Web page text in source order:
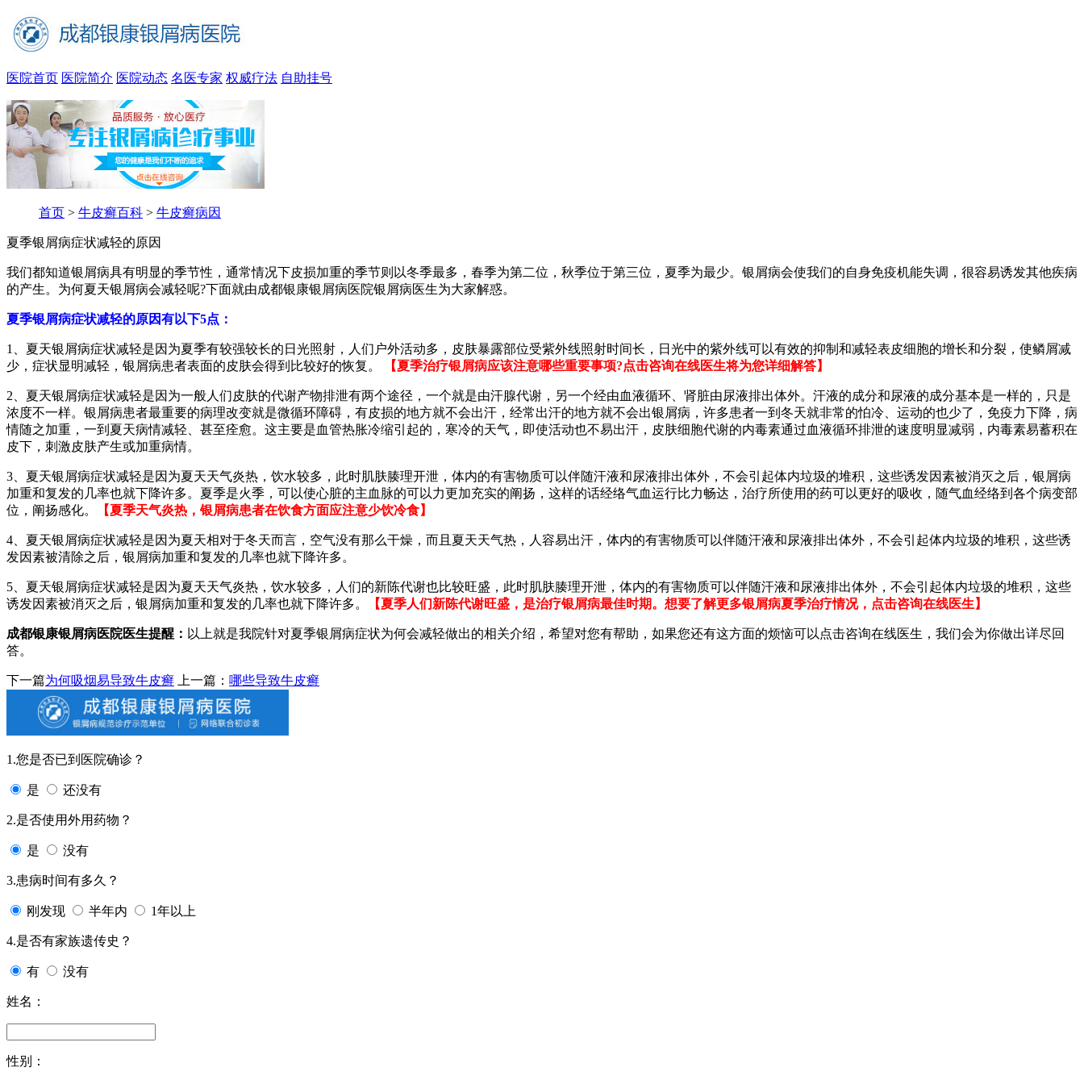
医院首页 医院简介 医院动态 名医专家 权威疗法 自助挂号
首页 > 牛皮癣百科 > 牛皮癣病因
夏季银屑病症状减轻的原因
我们都知道银屑病具有明显的季节性，通常情况下皮损加重的季节则以冬季最多，春季为第二位，秋季位于第三位，夏季为最少。银屑病会使我们的自身免疫机能失调，很容易诱发其他疾病
的产生。为何夏天银屑病会减轻呢?下面就由成都银康银屑病医院银屑病医生为大家解惑。
夏季银屑病症状减轻的原因有以下5点：
1、夏天银屑病症状减轻是因为夏季有较强较长的日光照射，人们户外活动多，皮肤暴露部位受紫外线照射时间长，日光中的紫外线可以有效的抑制和减轻表皮细胞的增长和分裂，使鳞屑减
少，症状显明减轻，银屑病患者表面的皮肤会得到比较好的恢复。
【夏季治疗银屑病应该注意哪些重要事项?点击咨询在线医生将为您详细解答】
2、夏天银屑病症状减轻是因为一般人们皮肤的代谢产物排泄有两个途径，一个就是由汗腺代谢，另一个经由血液循环、肾脏由尿液排出体外。汗液的成分和尿液的成分基本是一样的，只是
浓度不一样。银屑病患者最重要的病理改变就是微循环障碍，有皮损的地方就不会出汗，经常出汗的地方就不会出银屑病，许多患者一到冬天就非常的怕冷、运动的也少了，免疫力下降，病
情随之加重，一到夏天病情减轻、甚至痊愈。这主要是血管热胀冷缩引起的，寒冷的天气，即使活动也不易出汗，皮肤细胞代谢的内毒素通过血液循环排泄的速度明显减弱，内毒素易蓄积在
皮下，刺激皮肤产生或加重病情。
3、夏天银屑病症状减轻是因为夏天天气炎热，饮水较多，此时肌肤腠理开泄，体内的有害物质可以伴随汗液和尿液排出体外，不会引起体内垃圾的堆积，这些诱发因素被消灭之后，银屑病
加重和复发的几率也就下降许多。夏季是火季，可以使心脏的主血脉的可以力更加充实的阐扬，这样的话经络气血运行比力畅达，治疗所使用的药可以更好的吸收，随气血经络到各个病变部
位，阐扬感化。
【夏季天气炎热，银屑病患者在饮食方面应注意少饮冷食】
4、夏天银屑病症状减轻是因为夏天相对于冬天而言，空气没有那么干燥，而且夏天天气热，人容易出汗，体内的有害物质可以伴随汗液和尿液排出体外，不会引起体内垃圾的堆积，这些诱
发因素被清除之后，银屑病加重和复发的几率也就下降许多。
5、夏天银屑病症状减轻是因为夏天天气炎热，饮水较多，人们的新陈代谢也比较旺盛，此时肌肤腠理开泄，体内的有害物质可以伴随汗液和尿液排出体外，不会引起体内垃圾的堆积，这些
诱发因素被消灭之后，银屑病加重和复发的几率也就下降许多。
【夏季人们新陈代谢旺盛，是治疗银屑病最佳时期。想要了解更多银屑病夏季治疗情况，点击咨询在线医生】
成都银康银屑病医院医生提醒： 以上就是我院针对夏季银屑病症状为何会减轻做出的相关介绍，希望对您有帮助，如果您还有这方面的烦恼可以 点击咨询在线医生 ，我们会为你做出详尽回
答。
下一篇为何吸烟易导致牛皮癣 上一篇： 哪些导致牛皮癣
1.您是否已到医院确诊？
是 还没有
2.是否使用外用药物？
是 没有
3.患病时间有多久？
刚发现 半年内 1年以上
4.是否有家族遗传史？
有 没有
姓名：
性别：